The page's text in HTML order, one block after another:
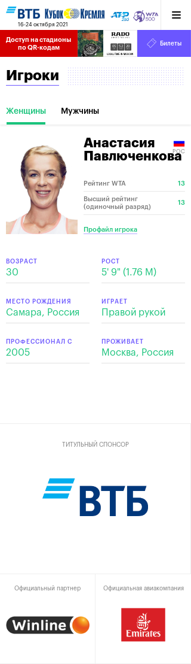
16-24 октября 2021
Доступ на стадионы
по QR-кодам
05
HRS
52
MINS
21
SECS
Билеты
Игроки
Женщины Мужчины
Анастасия
Павлюченкова
РОС
Рейтинг WTA 13
Высший рейтинг
(одиночный разряд)
13
Профайл игрока
ВОЗРАСТ
30
РОСТ
5' 9" (1.76 M)
МЕСТО РОЖДЕНИЯ
Самара, Россия
ИГРАЕТ
Правой рукой
ПРОФЕССИОНАЛ С
2005
ПРОЖИВАЕТ
Москва, Россия
ТИТУЛЬНЫЙ СПОНСОР
Официальный партнер Официальная авиакомпания